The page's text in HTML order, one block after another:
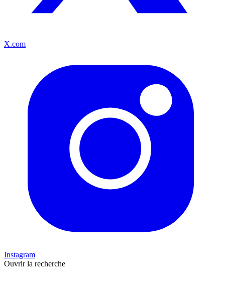
X.com
Instagram
Ouvrir la recherche